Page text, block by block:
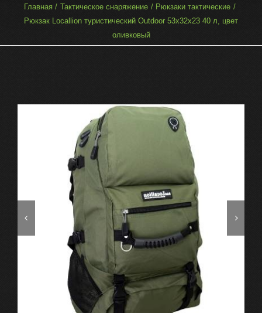
Главная Тактическое снаряжение
Рюкзаки тактические
Рюкзак Locallion туристический Outdoor 53х32х23 40 л, цвет
оливковый